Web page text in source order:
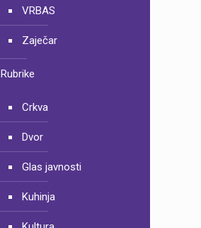
VRBAS
Zaječar
Rubrike
Crkva
Dvor
Glas javnosti
Kuhinja